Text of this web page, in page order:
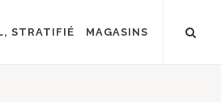
STRATIFIÉ MAGASINS